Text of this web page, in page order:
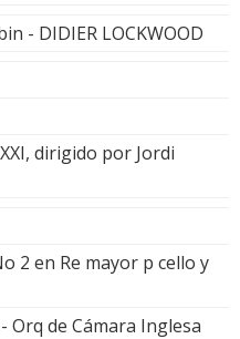
- DIDIER LOCKWOOD
dirigido por Jordi
2 en Re mayor p cello y
Orq de Cámara Inglesa